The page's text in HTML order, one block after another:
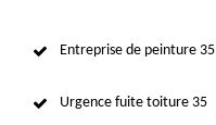
Entreprise de peinture 35
Urgence fuite toiture 35